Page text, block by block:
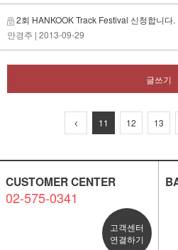
2회 HANKOOK Track Festival 신청합니다.
안경주 | 2013-09-29
글쓰기
11 12 13
CUSTOMER CENTER
02-575-0341
고객센터
연결하기